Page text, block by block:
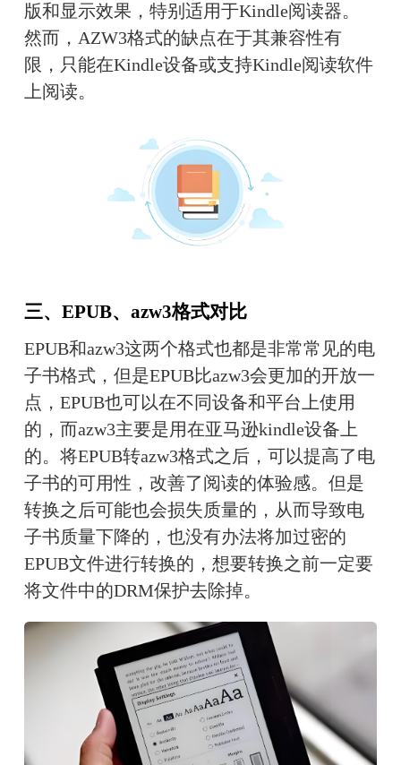
版和显示效果，特别适用于Kindle阅读器。
然而，AZW3格式的缺点在于其兼容性有
限，只能在Kindle设备或支持Kindle阅读软件
上阅读。
三、EPUB、azw3格式对比
EPUB和azw3这两个格式也都是非常常见的电
子书格式，但是EPUB比azw3会更加的开放一
点，EPUB也可以在不同设备和平台上使用
的，而azw3主要是用在亚马逊kindle设备上
的。将EPUB转azw3格式之后，可以提高了电
子书的可用性，改善了阅读的体验感。但是
转换之后可能也会损失质量的，从而导致电
子书质量下降的，也没有办法将加过密的
EPUB文件进行转换的，想要转换之前一定要
将文件中的DRM保护去除掉。